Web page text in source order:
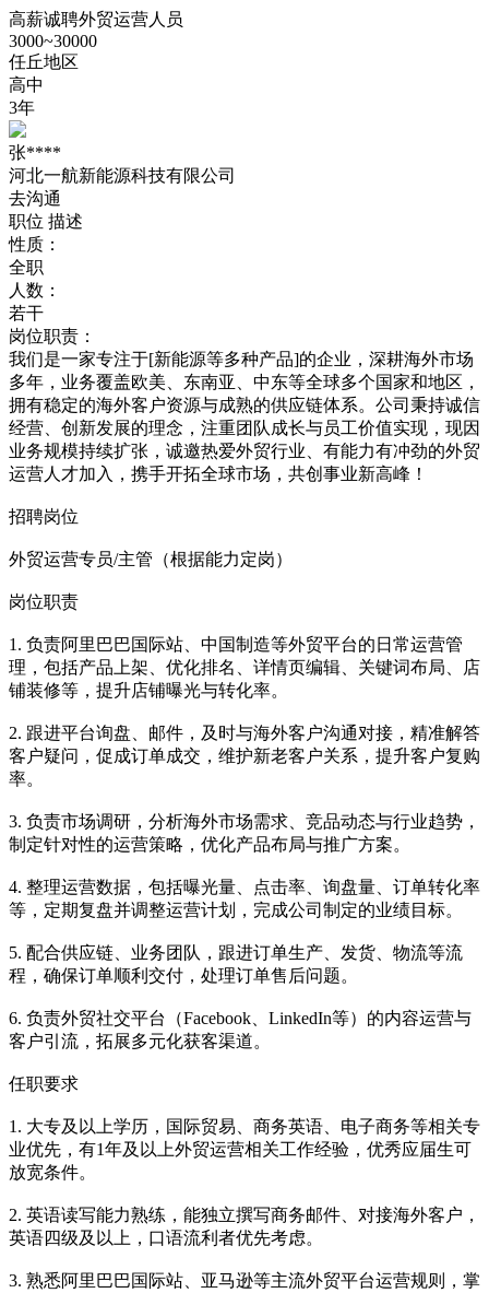
高薪诚聘外贸运营人员
3000~30000
任丘地区
高中
3年
张****
河北一航新能源科技有限公司
去沟通
职位 描述
性质：
全职
人数：
若干
岗位职责：
我们是一家专注于[新能源等多种产品]的企业，深耕海外市场
多年，业务覆盖欧美、东南亚、中东等全球多个国家和地区，
拥有稳定的海外客户资源与成熟的供应链体系。公司秉持诚信
经营、创新发展的理念，注重团队成长与员工价值实现，现因
业务规模持续扩张，诚邀热爱外贸行业、有能力有冲劲的外贸
运营人才加入，携手开拓全球市场，共创事业新高峰！
招聘岗位
外贸运营专员/主管（根据能力定岗）
岗位职责
1. 负责阿里巴巴国际站、中国制造等外贸平台的日常运营管
理，包括产品上架、优化排名、详情页编辑、关键词布局、店
铺装修等，提升店铺曝光与转化率。
2. 跟进平台询盘、邮件，及时与海外客户沟通对接，精准解答
客户疑问，促成订单成交，维护新老客户关系，提升客户复购
率。
3. 负责市场调研，分析海外市场需求、竞品动态与行业趋势，
制定针对性的运营策略，优化产品布局与推广方案。
4. 整理运营数据，包括曝光量、点击率、询盘量、订单转化率
等，定期复盘并调整运营计划，完成公司制定的业绩目标。
5. 配合供应链、业务团队，跟进订单生产、发货、物流等流
程，确保订单顺利交付，处理订单售后问题。
6. 负责外贸社交平台（Facebook、LinkedIn等）的内容运营与
客户引流，拓展多元化获客渠道。
任职要求
1. 大专及以上学历，国际贸易、商务英语、电子商务等相关专
业优先，有1年及以上外贸运营相关工作经验，优秀应届生可
放宽条件。
2. 英语读写能力熟练，能独立撰写商务邮件、对接海外客户，
英语四级及以上，口语流利者优先考虑。
3. 熟悉阿里巴巴国际站、亚马逊等主流外贸平台运营规则，掌